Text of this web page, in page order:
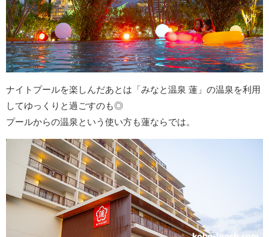
ナイトプールを楽しんだあとは「みなと温泉 蓮」の温泉を利用
してゆっくりと過ごすのも◎
プールからの温泉という使い方も蓮ならでは。